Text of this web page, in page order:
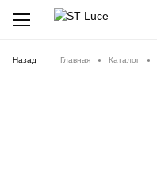
Назад Главная Каталог